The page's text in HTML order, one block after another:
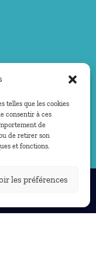
telles que les cookies
consentir à ces
de
de retirer son
et fonctions.
les préférences